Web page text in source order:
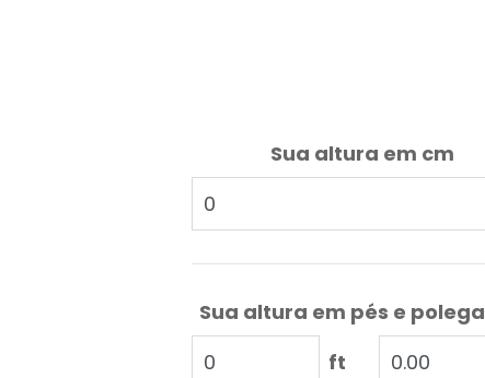
Sua altura em cm
Sua altura em pés e
ft